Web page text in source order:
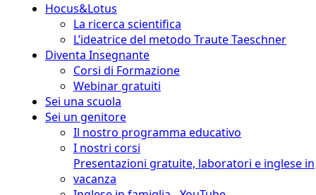
Hocus&Lotus
La ricerca scientifica
L’ideatrice del metodo Traute Taeschner
Diventa Insegnante
Corsi di Formazione
Webinar gratuiti
Sei una scuola
Sei un genitore
Il nostro programma educativo
I nostri corsi
Presentazioni gratuite, laboratori e inglese in
vacanza